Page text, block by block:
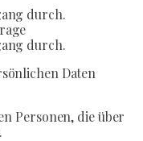
durch.
durch.
Daten
Personen, die über